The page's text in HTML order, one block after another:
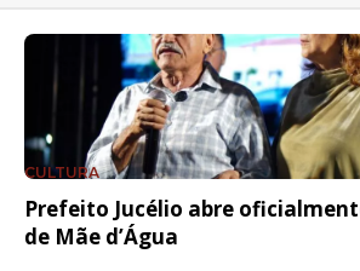
CULTURA
Prefeito Jucélio abre
de Mãe d’Água